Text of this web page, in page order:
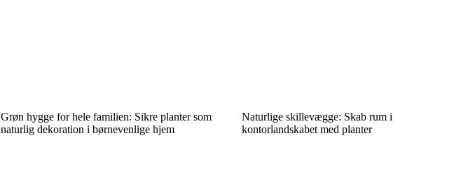
Grøn hygge for hele familien: Sikre planter som
naturlig dekoration i børnevenlige hjem
Naturlige skillevægge: Skab rum i
kontorlandskabet med planter